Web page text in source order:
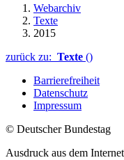
Webarchiv
Texte
2015
zurück zu: Texte ()
Barrierefreiheit
Datenschutz
Impressum
© Deutscher Bundestag
Ausdruck aus dem